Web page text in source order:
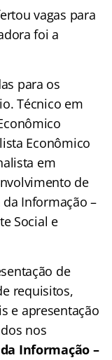
vagas para
foi a
para os
Técnico em
Econômico
em
de
Informação –
Social e
de
requisitos,
e apresentação
nos
Informação –